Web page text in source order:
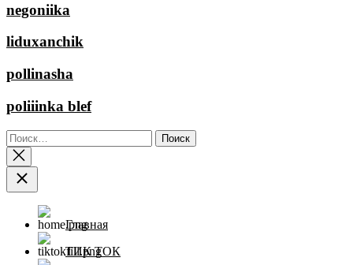
negoniika
liduxanchik
pollinasha
poliiinka blef
Найти:
Главная
ТИК ТОК